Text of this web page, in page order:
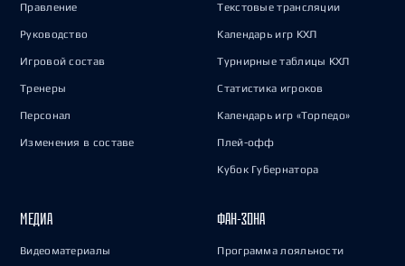
Правление
Руководство
Игровой состав
Тренеры
Персонал
Изменения в составе
Текстовые трансляции
Календарь игр КХЛ
Турнирные таблицы КХЛ
Статистика игроков
Календарь игр «Торпедо»
Плей-офф
Кубок Губернатора
МЕДИА
Видеоматериалы
ФАН-ЗОНА
Программа лояльности